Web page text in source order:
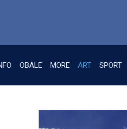
OBALE MORE ART SPORT